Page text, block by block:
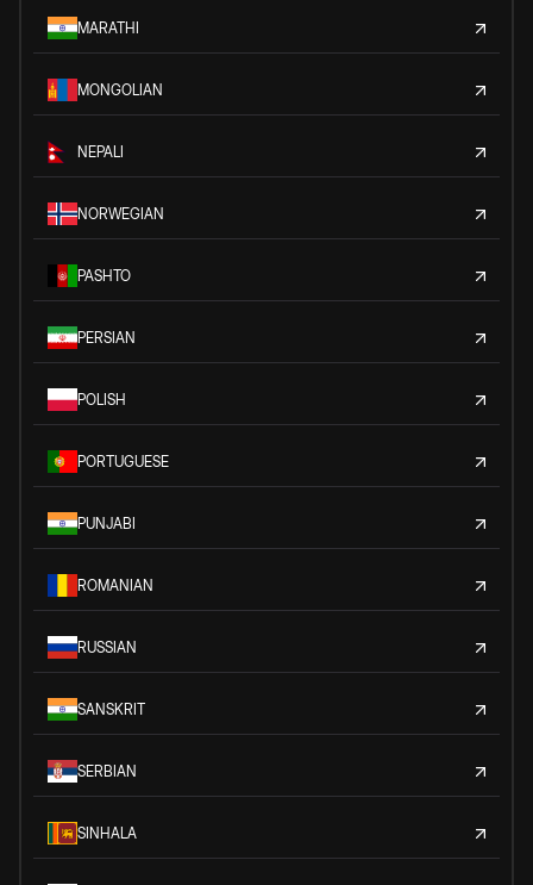
MARATHI
MONGOLIAN
NEPALI
NORWEGIAN
PASHTO
PERSIAN
POLISH
PORTUGUESE
PUNJABI
ROMANIAN
RUSSIAN
SANSKRIT
SERBIAN
SINHALA